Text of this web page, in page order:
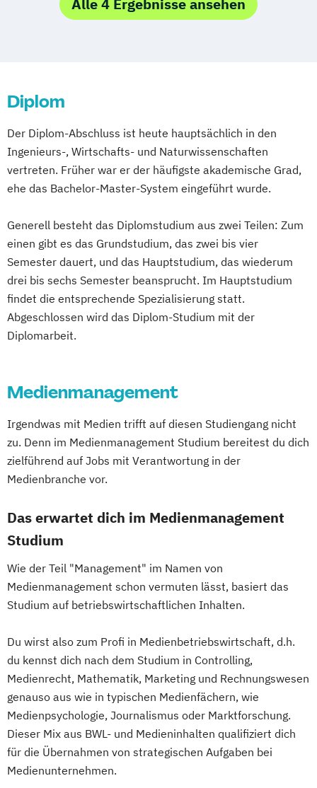
Alle 4 Ergebnisse ansehen
Diplom
Der Diplom-Abschluss ist heute hauptsächlich in den
Ingenieurs-, Wirtschafts- und Naturwissenschaften
vertreten. Früher war er der häufigste akademische Grad,
ehe das Bachelor-Master-System eingeführt wurde.
Generell besteht das Diplomstudium aus zwei Teilen: Zum
einen gibt es das Grundstudium, das zwei bis vier
Semester dauert, und das Hauptstudium, das wiederum
drei bis sechs Semester beansprucht. Im Hauptstudium
findet die entsprechende Spezialisierung statt.
Abgeschlossen wird das Diplom-Studium mit der
Diplomarbeit.
Medienmanagement
Irgendwas mit Medien trifft auf diesen Studiengang nicht
zu. Denn im Medienmanagement Studium bereitest du dich
zielführend auf Jobs mit Verantwortung in der
Medienbranche vor.
Das erwartet dich im Medienmanagement
Studium
Wie der Teil "Management" im Namen von
Medienmanagement schon vermuten lässt, basiert das
Studium auf betriebswirtschaftlichen Inhalten.
Du wirst also zum Profi in Medienbetriebswirtschaft, d.h.
du kennst dich nach dem Studium in Controlling,
Medienrecht, Mathematik, Marketing und Rechnungswesen
genauso aus wie in typischen Medienfächern, wie
Medienpsychologie, Journalismus oder Marktforschung.
Dieser Mix aus BWL- und Medieninhalten qualifiziert dich
für die Übernahmen von strategischen Aufgaben bei
Medienunternehmen.